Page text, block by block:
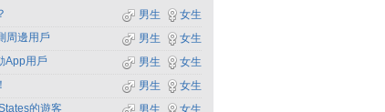
女生
男生
周邊用戶
女生
男生
App用戶
女生
男生
女生
男生
的遊客
女生
男生